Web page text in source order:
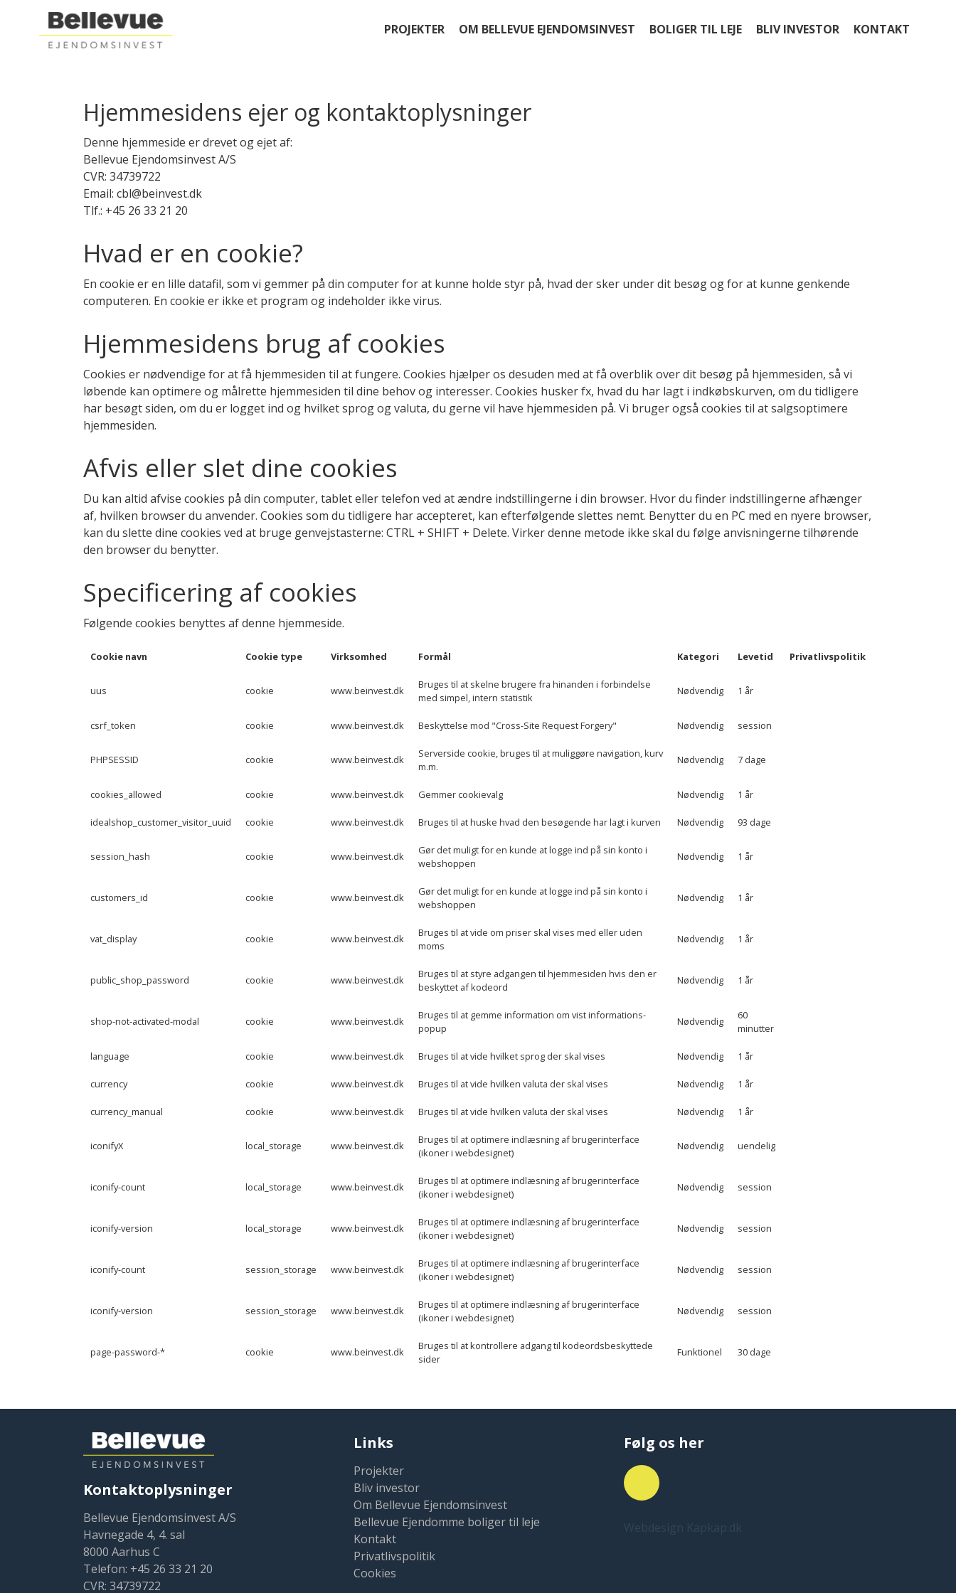
PROJEKTER OM BELLEVUE EJENDOMSINVEST BOLIGER TIL LEJE BLIV INVESTOR KONTAKT
Hjemmesidens ejer og kontaktoplysninger
Denne hjemmeside er drevet og ejet af:
Bellevue Ejendomsinvest A/S
CVR: 34739722
Email: cbl@beinvest.dk
Tlf.: +45 26 33 21 20
Hvad er en cookie?
En cookie er en lille datafil, som vi gemmer på din computer for at kunne holde styr på, hvad der sker under dit besøg og for at kunne genkende
computeren. En cookie er ikke et program og indeholder ikke virus.
Hjemmesidens brug af cookies
Cookies er nødvendige for at få hjemmesiden til at fungere. Cookies hjælper os desuden med at få overblik over dit besøg på hjemmesiden, så vi
løbende kan optimere og målrette hjemmesiden til dine behov og interesser. Cookies husker fx, hvad du har lagt i indkøbskurven, om du tidligere
har besøgt siden, om du er logget ind og hvilket sprog og valuta, du gerne vil have hjemmesiden på. Vi bruger også cookies til at salgsoptimere
hjemmesiden.
Afvis eller slet dine cookies
Du kan altid afvise cookies på din computer, tablet eller telefon ved at ændre indstillingerne i din browser. Hvor du finder indstillingerne afhænger
af, hvilken browser du anvender. Cookies som du tidligere har accepteret, kan efterfølgende slettes nemt. Benytter du en PC med en nyere browser,
kan du slette dine cookies ved at bruge genvejstasterne: CTRL + SHIFT + Delete. Virker denne metode ikke skal du følge anvisningerne tilhørende
den browser du benytter.
Specificering af cookies
Følgende cookies benyttes af denne hjemmeside.
Cookie navn Cookie type Virksomhed Formål Kategori Levetid Privatlivspolitik
uus cookie www.beinvest.dk
Bruges til at skelne brugere fra hinanden i forbindelse
med simpel, intern statistik
Nødvendig 1 år
csrf_token cookie www.beinvest.dk Beskyttelse mod "Cross-Site Request Forgery" Nødvendig session
PHPSESSID cookie www.beinvest.dk
Serverside cookie, bruges til at muliggøre navigation, kurv
m.m.
Nødvendig 7 dage
cookies_allowed cookie www.beinvest.dk Gemmer cookievalg Nødvendig 1 år
idealshop_customer_visitor_uuid cookie www.beinvest.dk Bruges til at huske hvad den besøgende har lagt i kurven Nødvendig 93 dage
session_hash cookie www.beinvest.dk
Gør det muligt for en kunde at logge ind på sin konto i
webshoppen
Nødvendig 1 år
customers_id cookie www.beinvest.dk
Gør det muligt for en kunde at logge ind på sin konto i
webshoppen
Nødvendig 1 år
vat_display cookie www.beinvest.dk
Bruges til at vide om priser skal vises med eller uden
moms
Nødvendig 1 år
public_shop_password cookie www.beinvest.dk
Bruges til at styre adgangen til hjemmesiden hvis den er
beskyttet af kodeord
Nødvendig 1 år
shop-not-activated-modal cookie www.beinvest.dk
Bruges til at gemme information om vist informations-
popup
Nødvendig
60
minutter
language cookie www.beinvest.dk Bruges til at vide hvilket sprog der skal vises Nødvendig 1 år
currency cookie www.beinvest.dk Bruges til at vide hvilken valuta der skal vises Nødvendig 1 år
currency_manual cookie www.beinvest.dk Bruges til at vide hvilken valuta der skal vises Nødvendig 1 år
iconifyX local_storage www.beinvest.dk
Bruges til at optimere indlæsning af brugerinterface
(ikoner i webdesignet)
Nødvendig uendelig
iconify-count local_storage www.beinvest.dk
Bruges til at optimere indlæsning af brugerinterface
(ikoner i webdesignet)
Nødvendig session
iconify-version local_storage www.beinvest.dk
Bruges til at optimere indlæsning af brugerinterface
(ikoner i webdesignet)
Nødvendig session
iconify-count session_storage www.beinvest.dk
Bruges til at optimere indlæsning af brugerinterface
(ikoner i webdesignet)
Nødvendig session
iconify-version session_storage www.beinvest.dk
Bruges til at optimere indlæsning af brugerinterface
(ikoner i webdesignet)
Nødvendig session
page-password-* cookie www.beinvest.dk
Bruges til at kontrollere adgang til kodeordsbeskyttede
sider
Funktionel 30 dage
Kontaktoplysninger
Bellevue Ejendomsinvest A/S
Havnegade 4, 4. sal
8000 Aarhus C
Telefon: +45 26 33 21 20
CVR: 34739722
Links
Projekter
Bliv investor
Om Bellevue Ejendomsinvest
Bellevue Ejendomme boliger til leje
Kontakt
Privatlivspolitik
Cookies
Følg os her
Webdesign Kapkap.dk